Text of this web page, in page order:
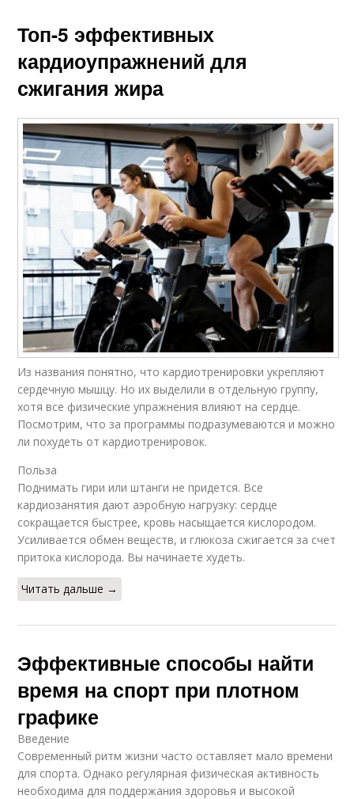
Топ-5 эффективных
кардиоупражнений для
сжигания жира
Из названия понятно, что кардиотренировки укрепляют
сердечную мышцу. Но их выделили в отдельную группу,
хотя все физические упражнения влияют на сердце.
Посмотрим, что за программы подразумеваются и можно
ли похудеть от кардиотренировок.
Польза
Поднимать гири или штанги не придется. Все
кардиозанятия дают аэробную нагрузку: сердце
сокращается быстрее, кровь насыщается кислородом.
Усиливается обмен веществ, и глюкоза сжигается за счет
притока кислорода. Вы начинаете худеть.
Читать дальше →
Эффективные способы найти
время на спорт при плотном
графике
Введение
Современный ритм жизни часто оставляет мало времени
для спорта. Однако регулярная физическая активность
необходима для поддержания здоровья и высокой